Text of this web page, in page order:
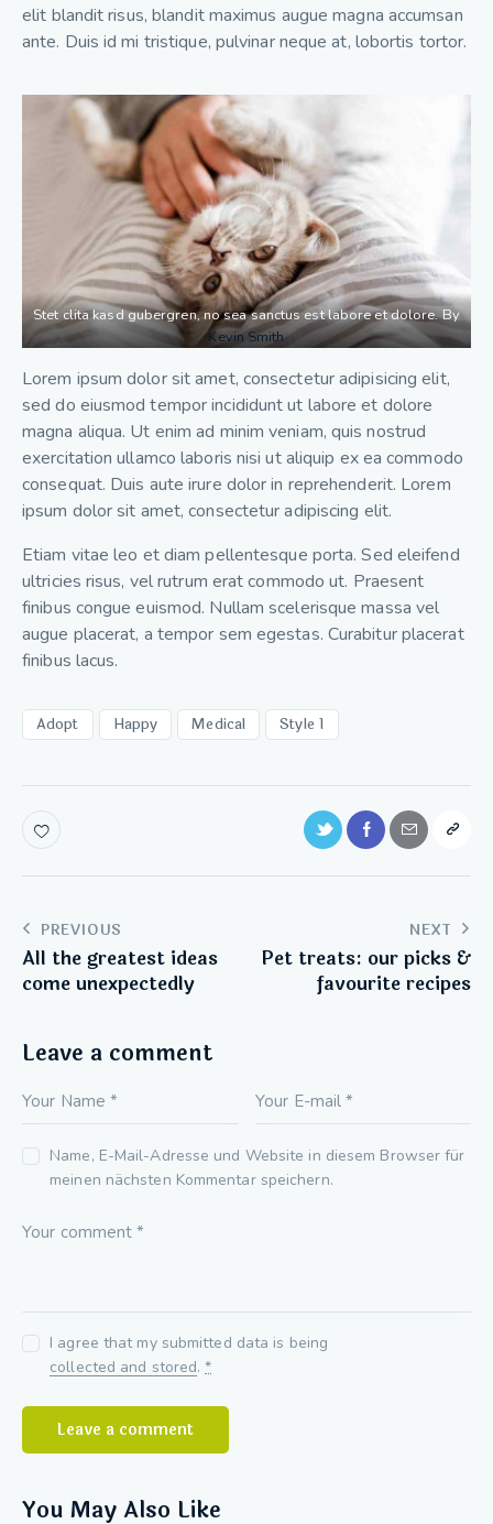
elit blandit risus, blandit maximus augue magna accumsan
ante. Duis id mi tristique, pulvinar neque at, lobortis tortor.
Stet clita kasd gubergren, no sea sanctus est labore et dolore. By
Kevin Smith
Lorem ipsum dolor sit amet, consectetur adipisicing elit,
sed do eiusmod tempor incididunt ut labore et dolore
magna aliqua. Ut enim ad minim veniam, quis nostrud
exercitation ullamco laboris nisi ut aliquip ex ea commodo
consequat. Duis aute irure dolor in reprehenderit. Lorem
ipsum dolor sit amet, consectetur adipiscing elit.
Etiam vitae leo et diam pellentesque porta. Sed eleifend
ultricies risus, vel rutrum erat commodo ut. Praesent
finibus congue euismod. Nullam scelerisque massa vel
augue placerat, a tempor sem egestas. Curabitur placerat
finibus lacus.
Adopt Happy Medical Style 1
PREVIOUS
All the greatest ideas
come unexpectedly
NEXT
Pet treats: our picks &
favourite recipes
Leave a comment
Name, E-Mail-Adresse und Website in diesem Browser für
meinen nächsten Kommentar speichern.
I agree that my submitted data is being
collected and stored.*
You May Also Like